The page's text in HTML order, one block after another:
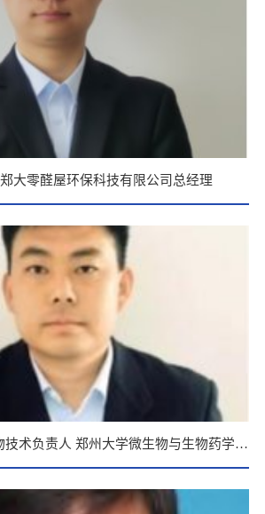
大零醛屋环保科技有限公司总经理
术负责人 郑州大学微生物与生物药学专
业毕业生